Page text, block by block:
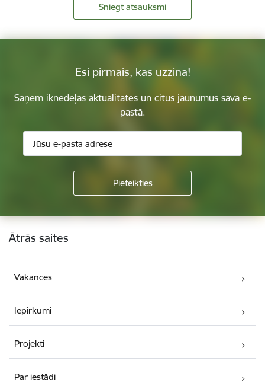
Sniegt atsauksmi
Esi pirmais, kas uzzina!
Saņem iknedēļas aktualitātes un citus jaunumus savā e-
pastā.
Kājene
Ātrās saites
Vakances
Iepirkumi
Projekti
Par iestādi